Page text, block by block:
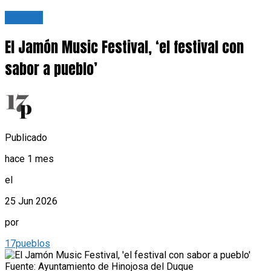
El Jamón Music Festival, ‘el festival con
sabor a pueblo’
Publicado
hace 1 mes
el
25 Jun 2026
por
17pueblos
Fuente: Ayuntamiento de Hinojosa del Duque